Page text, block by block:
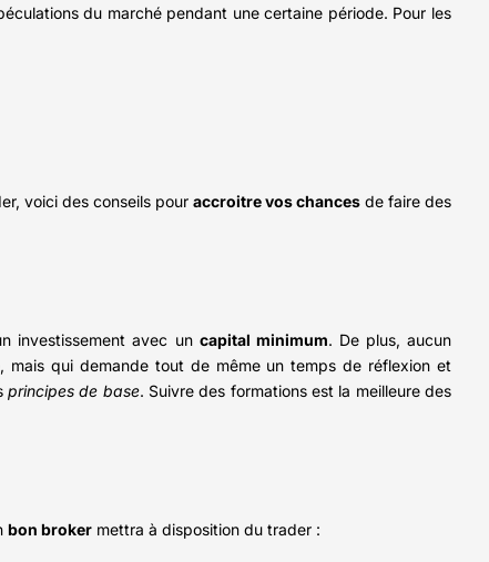
du marché pendant une certaine période. Pour les
voici des conseils pour accroitre vos chances de faire des
investissement avec un capital minimum. De plus, aucun
mais qui demande tout de même un temps de réflexion et
principes de base. Suivre des formations est la meilleure des
bon broker mettra à disposition du trader :